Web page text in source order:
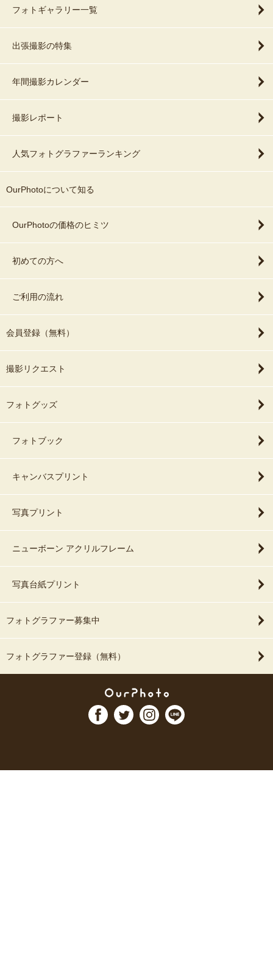
フォトギャラリー一覧
出張撮影の特集
年間撮影カレンダー
撮影レポート
人気フォトグラファーランキング
OurPhotoについて知る
OurPhotoの価格のヒミツ
初めての方へ
ご利用の流れ
会員登録（無料）
撮影リクエスト
フォトグッズ
フォトブック
キャンバスプリント
写真プリント
ニューボーン アクリルフレーム
写真台紙プリント
フォトグラファー募集中
フォトグラファー登録（無料）